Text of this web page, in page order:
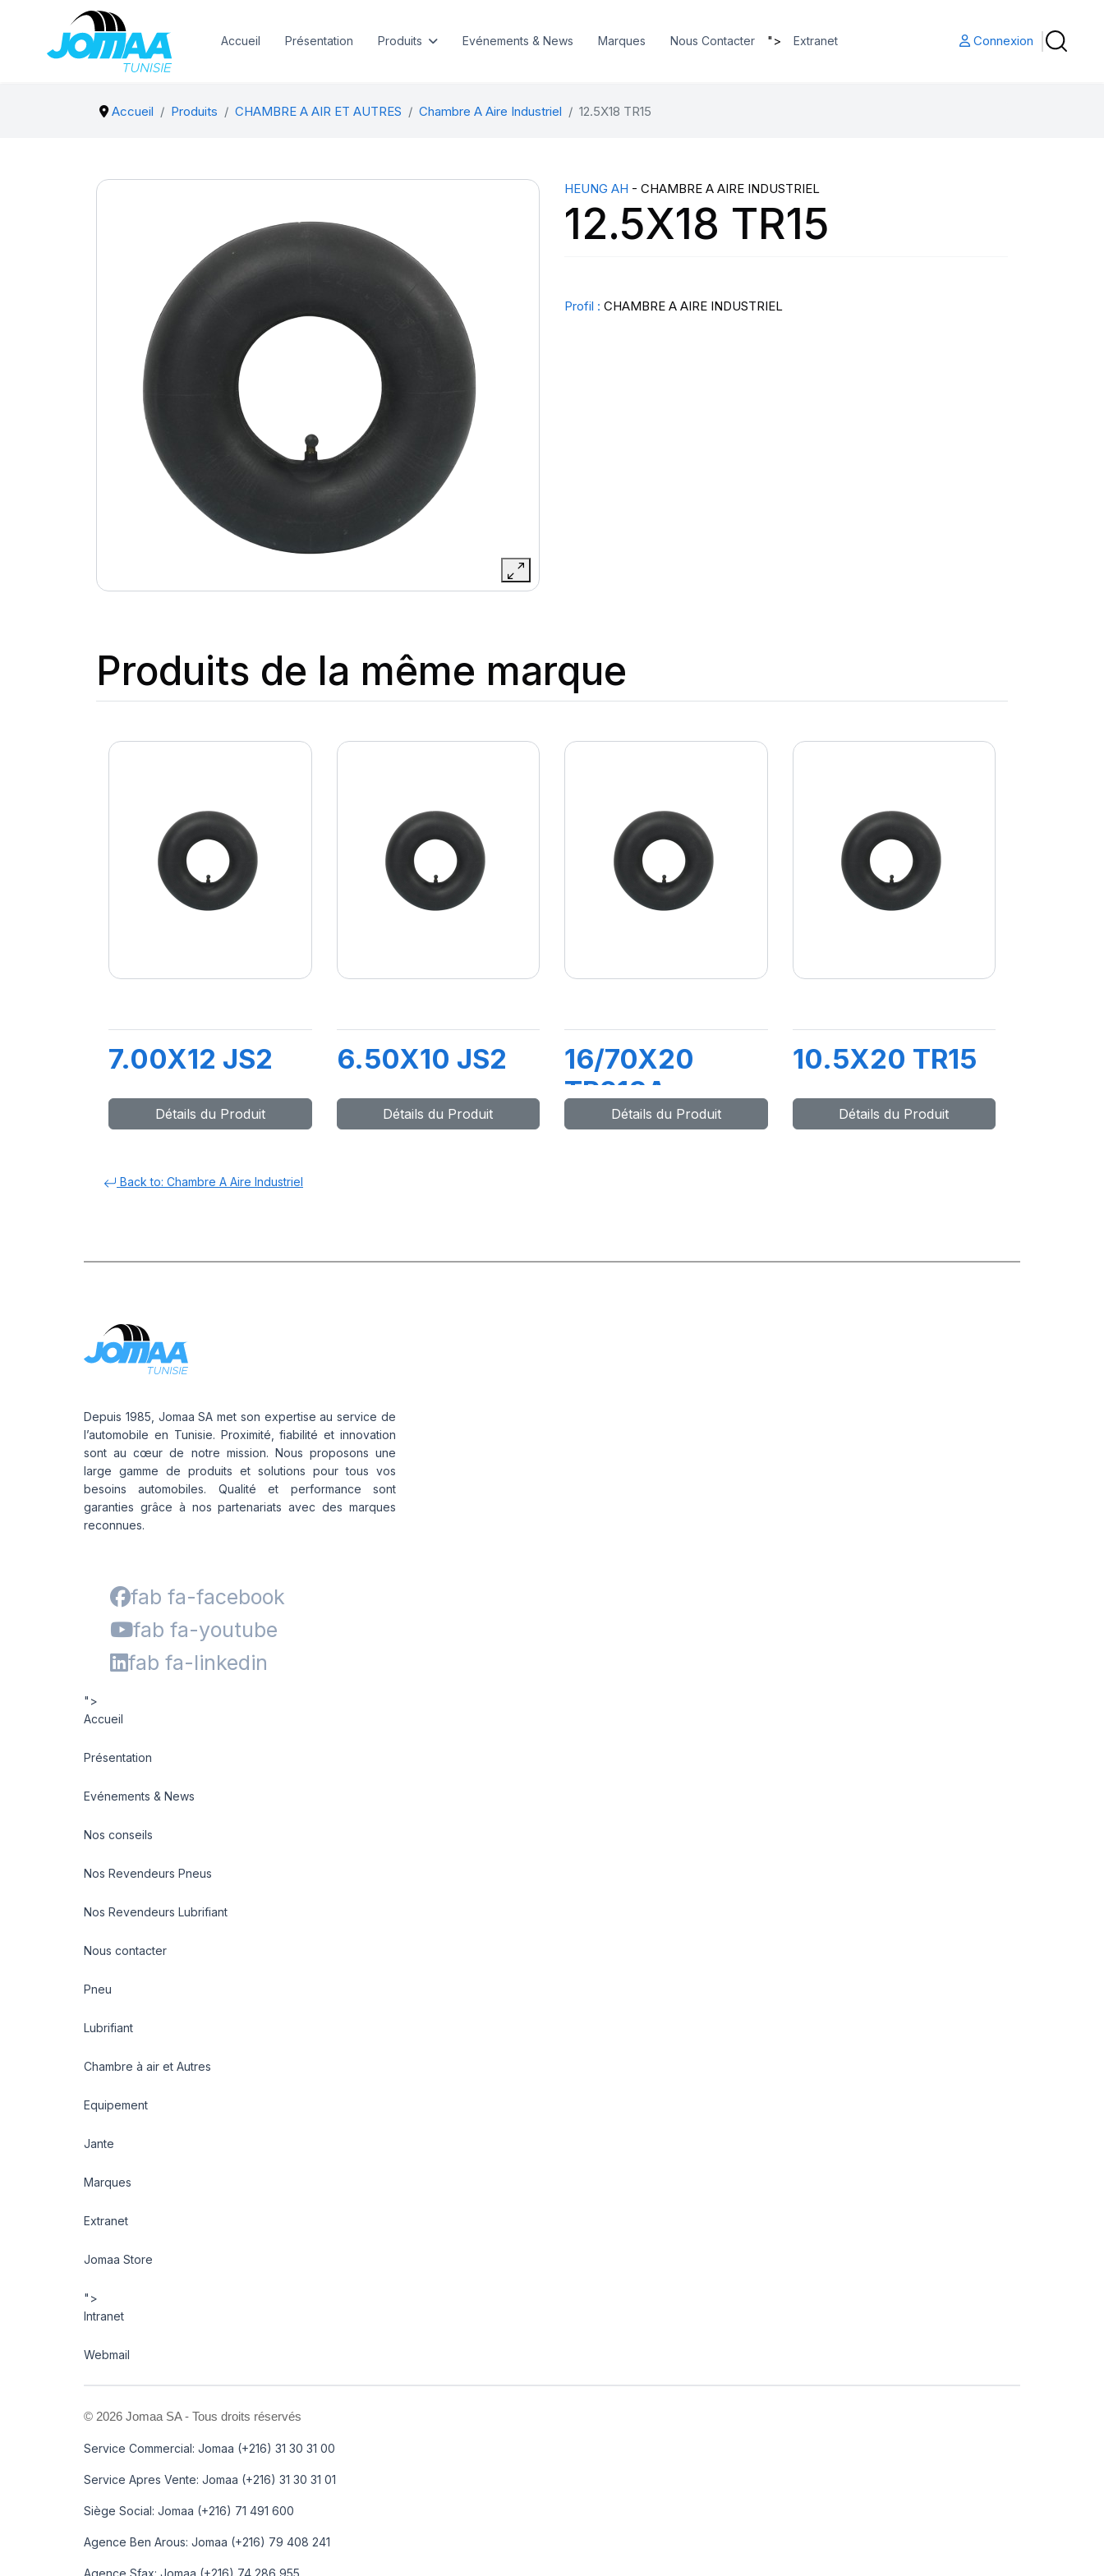
Accueil Présentation Produits Evénements & News Marques Nous Contacter "> Extranet Connexion
Accueil Produits CHAMBRE A AIR ET AUTRES Chambre A Aire Industriel 12.5X18 TR15
HEUNG AH - CHAMBRE A AIRE INDUSTRIEL
12.5X18 TR15
Profil : CHAMBRE A AIRE INDUSTRIEL
Produits de la même marque
7.00X12 JS2
Détails du Produit
6.50X10 JS2
Détails du Produit
16/70X20
TR218A
Détails du Produit
10.5X20 TR15
Détails du Produit
Back to: Chambre A Aire Industriel
Depuis 1985, Jomaa SA met son expertise au service de
l’automobile en Tunisie. Proximité, fiabilité et innovation
sont au cœur de notre mission. Nous proposons une
large gamme de produits et solutions pour tous vos
besoins automobiles. Qualité et performance sont
garanties grâce à nos partenariats avec des marques
reconnues.
fab fa-facebook
fab fa-youtube
fab fa-linkedin
">
Accueil
Présentation
Evénements & News
Nos conseils
Nos Revendeurs Pneus
Nos Revendeurs Lubrifiant
Nous contacter
Pneu
Lubrifiant
Chambre à air et Autres
Equipement
Jante
Marques
Extranet
Jomaa Store
">
Intranet
Webmail
© 2026 Jomaa SA - Tous droits réservés
Service Commercial: Jomaa (+216) 31 30 31 00
Service Apres Vente: Jomaa (+216) 31 30 31 01
Siège Social: Jomaa (+216) 71 491 600
Agence Ben Arous: Jomaa (+216) 79 408 241
Agence Sfax: Jomaa (+216) 74 286 955